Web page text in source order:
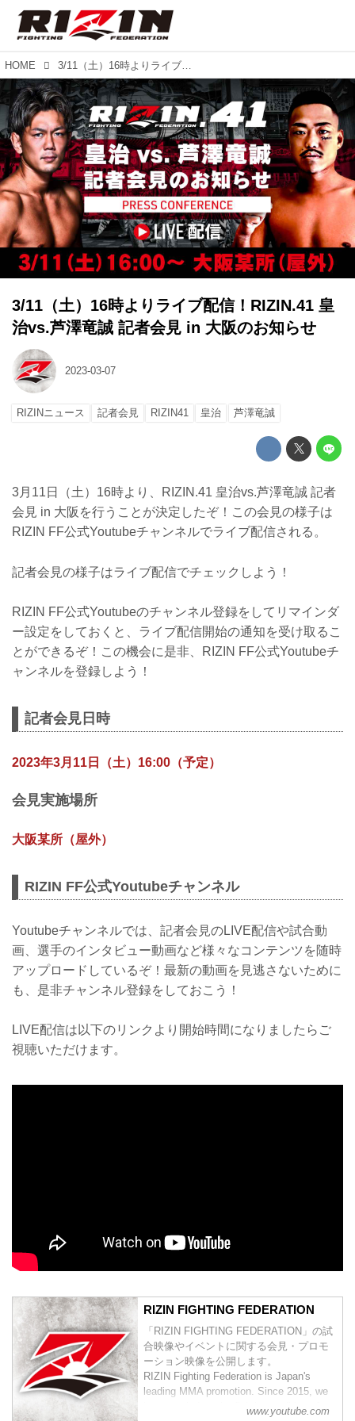
HOME 3/11（土）16時よりライブ配信！RIZIN.41 皇治vs.芦澤竜誠 記者会見 in 大阪のお知らせ
3/11（土）16時よりライブ配信！RIZIN.41 皇
治vs.芦澤竜誠 記者会見 in 大阪のお知らせ
2023-03-07
RIZINニュース 記者会見 RIZIN41 皇治 芦澤竜誠
3月11日（土）16時より、RIZIN.41 皇治vs.芦澤竜誠 記者
会見 in 大阪を行うことが決定したぞ！この会見の様子は
RIZIN FF公式Youtubeチャンネルでライブ配信される。
記者会見の様子はライブ配信でチェックしよう！
RIZIN FF公式Youtubeのチャンネル登録をしてリマインダ
ー設定をしておくと、ライブ配信開始の通知を受け取るこ
とができるぞ！この機会に是非、RIZIN FF公式Youtubeチ
ャンネルを登録しよう！
記者会見日時
2023年3月11日（土）16:00（予定）
会見実施場所
大阪某所（屋外）
RIZIN FF公式Youtubeチャンネル
Youtubeチャンネルでは、記者会見のLIVE配信や試合動
画、選手のインタビュー動画など様々なコンテンツを随時
アップロードしているぞ！最新の動画を見逃さないために
も、是非チャンネル登録をしておこう！
LIVE配信は以下のリンクより開始時間になりましたらご
視聴いただけます。
RIZIN FIGHTING FEDERATION
「RIZIN FIGHTING FEDERATION」の試
合映像やイベントに関する会見・プロモ
ーション映像を公開します。
RIZIN Fighting Federation is Japan's
leading MMA promotion. Since 2015, we
have carried on the fighting tradition of
www.youtube.com